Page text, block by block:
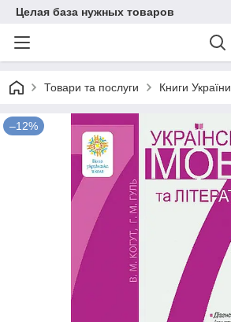
Целая база нужных товаров
Товари та послуги Книги України
–12%